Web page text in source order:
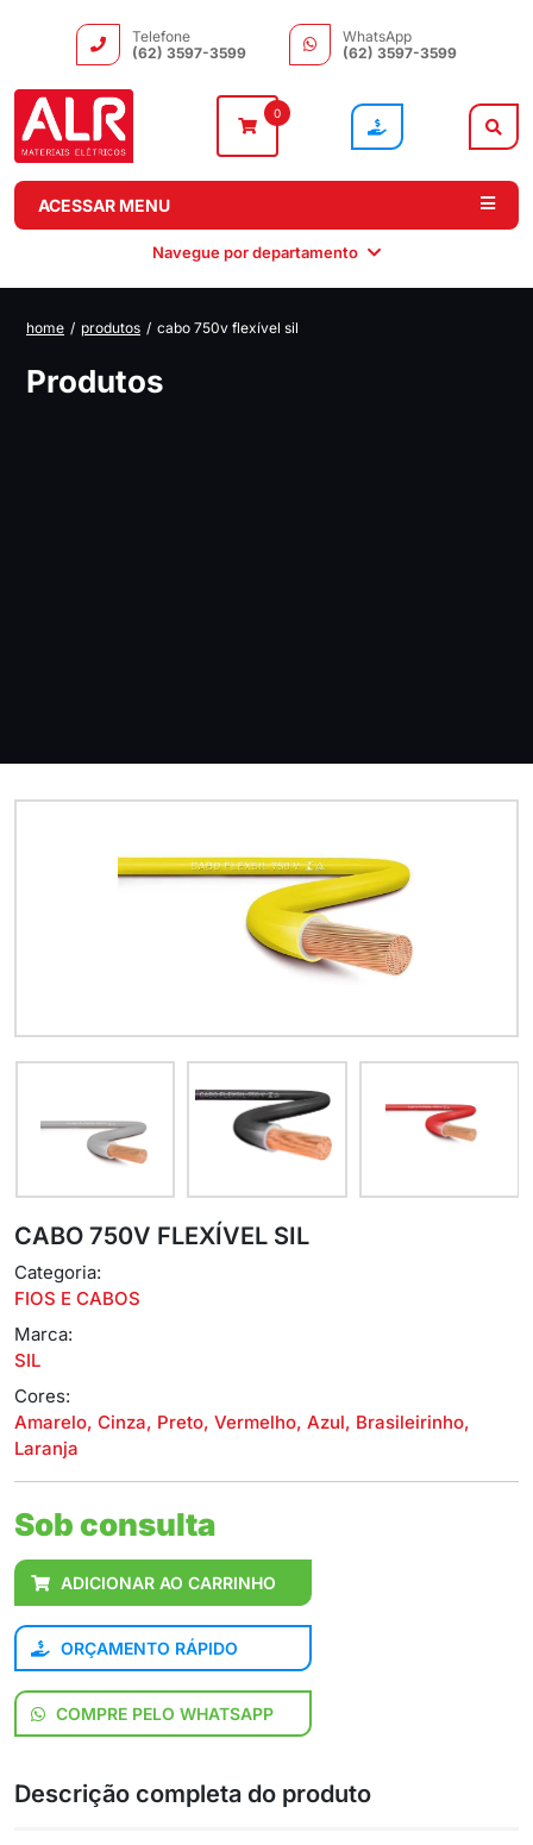
0
Telefone
(62) 3597-3599
WhatsApp
(62) 3597-3599
ACESSAR MENU
Navegue por departamento
Distribuição
home / produtos / cabo 750v flexível sil
Produtos
CABO 750V FLEXÍVEL SIL
Categoria:
FIOS E CABOS
Marca:
SIL
Cores:
Amarelo, Cinza, Preto, Vermelho, Azul, Brasileirinho,
Laranja
Sob consulta
ADICIONAR AO CARRINHO
ORÇAMENTO RÁPIDO
COMPRE PELO WHATSAPP
Descrição completa do produto